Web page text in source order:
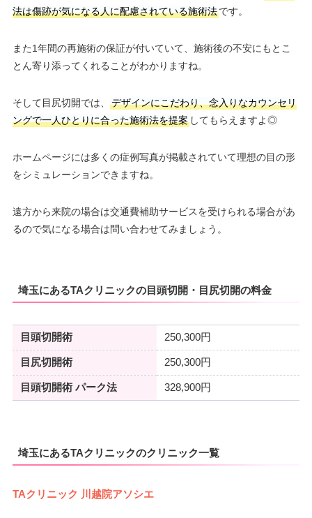
法は傷跡が気になる人に配慮されている施術法です。
また1年間の再施術の保証が付いていて、施術後の不安にもとこ
とん寄り添ってくれることがわかりますね。
そして目尻切開では、
デザインにこだわり、念入りなカウンセリ
ングで一人ひとりに合った施術法を提案してもらえますよ◎
ホームページには多くの症例写真が掲載されていて理想の目の形
をシミュレーションできますね。
遠方から来院の場合は交通費補助サービスを受けられる場合があ
るので気になる場合は問い合わせてみましょう。
埼玉にあるTAクリニックの目頭切開・目尻切開の料金
目頭切開術 250,300円
目尻切開術 250,300円
目頭切開術 パーク法 328,900円
埼玉にあるTAクリニックのクリニック一覧
TAクリニック 川越院アソシエ